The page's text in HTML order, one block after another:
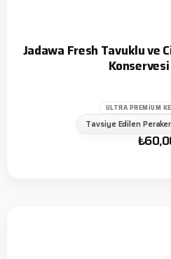
Jadawa Fresh Tavuklu ve
ULTRA PREMIUM
Tavsiye Edilen
₺